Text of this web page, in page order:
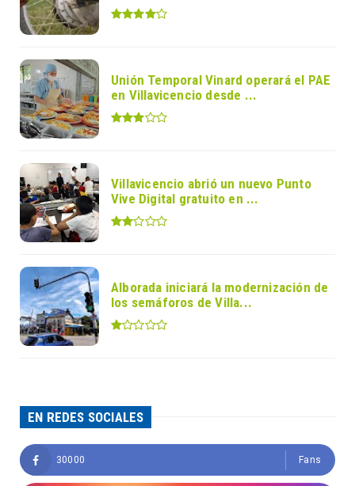
Unión Temporal Vinard operará el PAE
en Villavicencio desde ...
Villavicencio abrió un nuevo Punto
Vive Digital gratuito en ...
Alborada iniciará la modernización de
los semáforos de Villa...
EN REDES SOCIALES
30000 Fans